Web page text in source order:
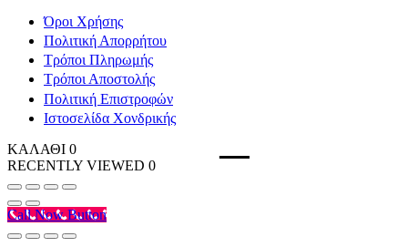
Όροι Χρήσης
Πολιτική Απορρήτου
Τρόποι Πληρωμής
Τρόποι Αποστολής
Πολιτική Επιστροφών
Ιστοσελίδα Χονδρικής
ΚΑΛΑΘΙ 0
RECENTLY VIEWED 0
Call Now Button